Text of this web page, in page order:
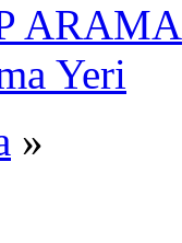
ARAMA
Yeri
»